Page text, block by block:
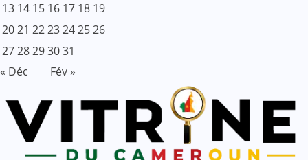
13 14 15 16 17 18 19
2021 2223242526
2728293031
« Déc
Fév »